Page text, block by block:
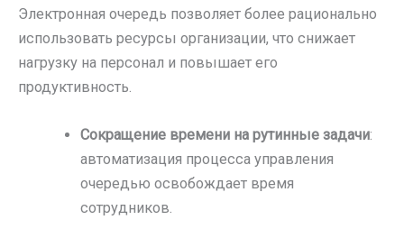
Электронная очередь позволяет более рационально
использовать ресурсы организации, что снижает
нагрузку на персонал и повышает его
продуктивность.
Сокращение времени на рутинные задачи:
автоматизация процесса управления
очередью освобождает время
сотрудников.